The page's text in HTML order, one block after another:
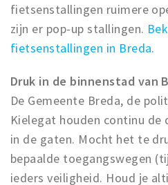
fietsenstallingen ruimere
zijn er pop-up stallingen.
fietsenstallingen in Breda.
Druk in de binnenstad van
De Gemeente Breda, de
Kielegat houden continu de
in de gaten. Mocht het te
bepaalde toegangswegen
ieders veiligheid. Houd je